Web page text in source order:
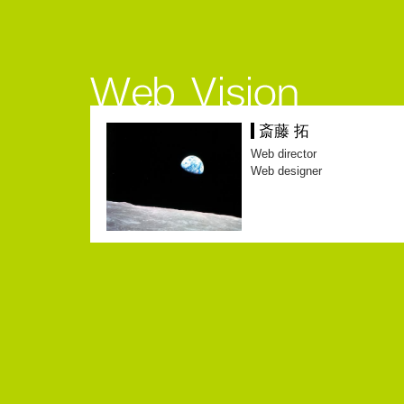
斎藤 拓
Web director
Web designer